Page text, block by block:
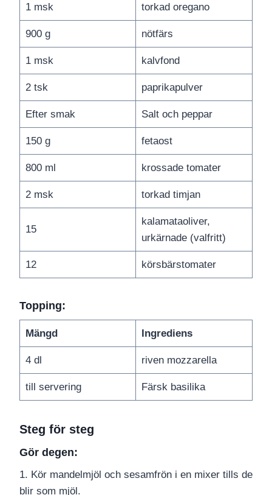
1 msk torkad oregano
900 g nötfärs
1 msk kalvfond
2 tsk paprikapulver
Efter smak Salt och peppar
150 g fetaost
800 ml krossade tomater
2 msk torkad timjan
15
kalamataoliver,
urkärnade (valfritt)
12 körsbärstomater
Topping:
Mängd Ingrediens
4 dl riven mozzarella
till servering Färsk basilika
Steg för steg
Gör degen:
1. Kör mandelmjöl och sesamfrön i en mixer tills de
blir som mjöl.